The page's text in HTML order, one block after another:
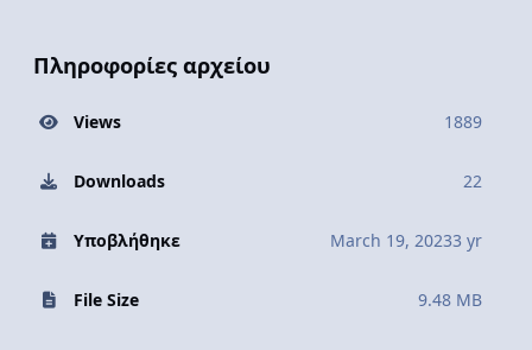
Πληροφορίες αρχείου
Views 1889
Downloads 22
Υποβλήθηκε March 19, 20233 yr
File Size 9.48 MB